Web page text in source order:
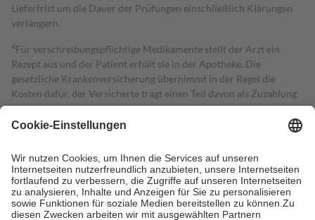
Lieferfrist um die Dauer der Prüfungen einschließlich Klärungen
verlängern.
4Für verschreibungspflichtige Medikamente stellt der Arzt ein
Rezept aus und der Patient erhält sie in der Apotheke. Die
gesetzliche Krankenversicherung übernimmt in der Regel die
Kosten dafür, der Versicherte trägt einen Teil davon als Zuzahlung
mit.
Grundsätzlich leisten Mitglieder Zuzahlungen in Höhe von zehn
höchstens zehn Euro.
Es sind jedoch nie mehr als die tatsächlichen
Kosten der Leistung zu entrichten.
Diese Regeln gelten grundsätzlich auch für Online-Apotheken.
Bei Heilmitteln und häuslicher Krankenpflege beträgt die
Zuzahlung zehn Prozent der Kosten sowie zehn Euro je